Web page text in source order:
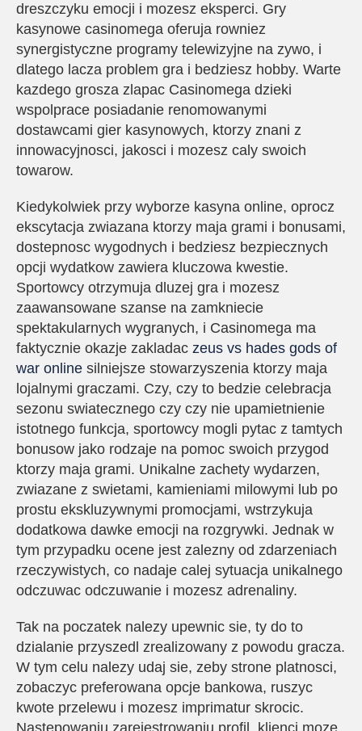
dreszczyku emocji i mozesz eksperci. Gry
kasynowe casinomega oferuja rowniez
synergistyczne programy telewizyjne na zywo, i
dlatego lacza problem gra i bedziesz hobby. Warte
kazdego grosza zlapac Casinomega dzieki
wspolprace posiadanie renomowanymi
dostawcami gier kasynowych, ktorzy znani z
innowacyjnosci, jakosci i mozesz caly swoich
towarow.
Kiedykolwiek przy wyborze kasyna online, oprocz
ekscytacja zwiazana ktorzy maja grami i bonusami,
dostepnosc wygodnych i bedziesz bezpiecznych
opcji wydatkow zawiera kluczowa kwestie.
Sportowcy otrzymuja dluzej gra i mozesz
zaawansowane szanse na zamkniecie
spektakularnych wygranych, i Casinomega ma
faktycznie okazje zakladac zeus vs hades gods of
war online silniejsze stowarzyszenia ktorzy maja
lojalnymi graczami. Czy, czy to bedzie celebracja
sezonu swiatecznego czy czy nie upamietnienie
istotnego funkcja, sportowcy mogli pytac z tamtych
bonusow jako rodzaje na pomoc swoich przygod
ktorzy maja grami. Unikalne zachety wydarzen,
zwiazane z swietami, kamieniami milowymi lub po
prostu ekskluzywnymi promocjami, wstrzykuja
dodatkowa dawke emocji na rozgrywki. Jednak w
tym przypadku ocene jest zalezny od zdarzeniach
rzeczywistych, co nadaje calej sytuacja unikalnego
odczuwac odczuwanie i mozesz adrenaliny.
Tak na poczatek nalezy upewnic sie, ty do to
dzialanie przyszedl zrealizowany z powodu gracza.
W tym celu nalezy udaj sie, zeby strone platnosci,
zobaczyc preferowana opcje bankowa, ruszyc
kwote przelewu i mozesz imprimatur skrocic.
Nastepowaniu zarejestrowaniu profil, klienci moze